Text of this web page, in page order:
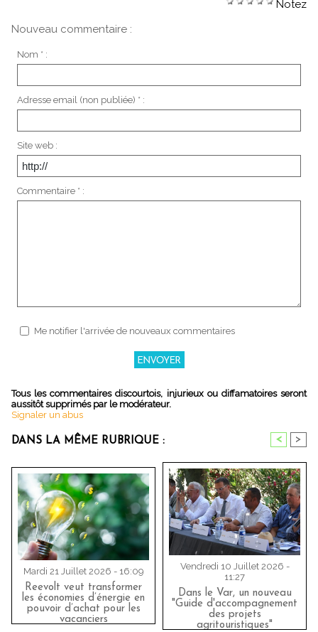
Notez
Nouveau commentaire :
Nom * :
Adresse email (non publiée) * :
Site web :
Commentaire * :
Me notifier l'arrivée de nouveaux commentaires
Tous les commentaires discourtois, injurieux ou diffamatoires seront
aussitôt supprimés par le modérateur.
Signaler un abus
DANS LA MÊME RUBRIQUE : < >
Mardi 21 Juillet 2026 - 16:09
Reevolt veut transformer
les économies d’énergie en
pouvoir d’achat pour les
vacanciers
Vendredi 10 Juillet 2026 -
11:27
Dans le Var, un nouveau
"Guide d'accompagnement
des projets
agritouristiques"